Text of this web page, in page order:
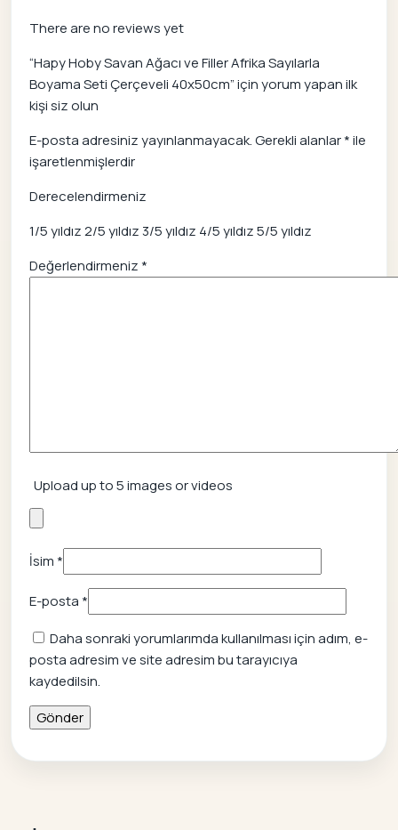
There are no reviews yet
“Hapy Hoby Savan Ağacı ve Filler Afrika Sayılarla
Boyama Seti Çerçeveli 40x50cm” için yorum yapan ilk
kişi siz olun
E-posta adresiniz yayınlanmayacak.Gerekli alanlar*ile
işaretlenmişlerdir
Derecelendirmeniz
1/5 yıldız2/5 yıldız 3/5 yıldız 4/5 yıldız5/5 yıldız
Değerlendirmeniz *
Upload up to 5 images or videos
İsim *
E-posta *
Daha sonraki yorumlarımda kullanılması için adım, e-
posta adresim ve site adresim bu tarayıcıya
kaydedilsin.